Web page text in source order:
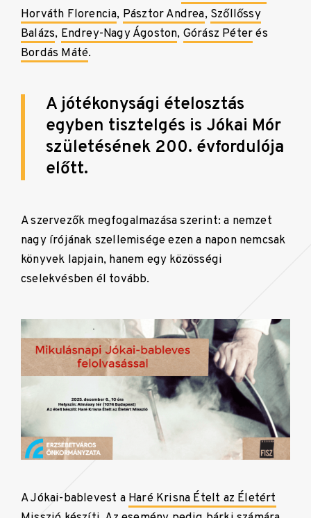
Horváth Florencia, Pásztor Andrea, Szőllőssy
Balázs, Endrey-Nagy Ágoston, Górász Péterés
Bordás Máté.
A jótékonysági ételosztás
egyben tisztelgés is Jókai Mór
születésének 200. évfordulója
előtt.
A szervezők megfogalmazása szerint: a nemzet
nagy írójának szellemisége ezen a napon nemcsak
könyvek lapjain, hanem egy közösségi
cselekvésben él tovább.
A Jókai-bablevest a Haré Krisna Ételt az Életért